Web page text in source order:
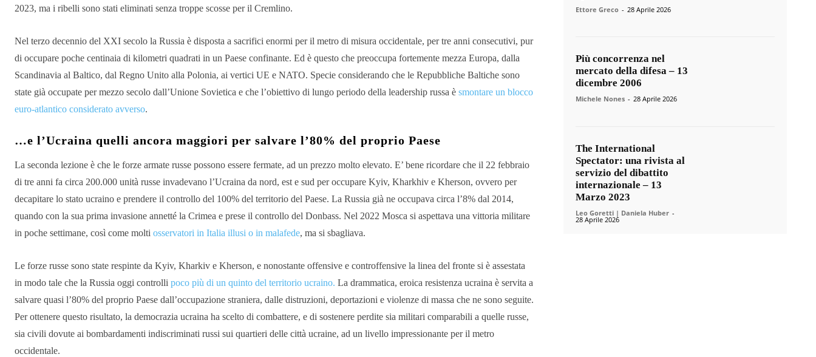
2023, ma i ribelli sono stati eliminati senza troppe scosse per il Cremlino.
Nel terzo decennio del XXI secolo la Russia è disposta a sacrifici enormi per il metro di misura occidentale, per tre anni consecutivi, pur
di occupare poche centinaia di kilometri quadrati in un Paese confinante. Ed è questo che preoccupa fortemente mezza Europa, dalla
Scandinavia al Baltico, dal Regno Unito alla Polonia, ai vertici UE e NATO. Specie considerando che le Repubbliche Baltiche sono
state già occupate per mezzo secolo dall’Unione Sovietica e che l’obiettivo di lungo periodo della leadership russa è smontare un blocco
euro-atlantico considerato avverso.
…e l’Ucraina quelli ancora maggiori per salvare l’80% del proprio Paese
La seconda lezione è che le forze armate russe possono essere fermate, ad un prezzo molto elevato. E’ bene ricordare che il 22 febbraio
di tre anni fa circa 200.000 unità russe invadevano l’Ucraina da nord, est e sud per occupare Kyiv, Kharkhiv e Kherson, ovvero per
decapitare lo stato ucraino e prendere il controllo del 100% del territorio del Paese. La Russia già ne occupava circa l’8% dal 2014,
quando con la sua prima invasione annetté la Crimea e prese il controllo del Donbass. Nel 2022 Mosca si aspettava una vittoria militare
in poche settimane, così come molti osservatori in Italia illusi o in malafede, ma si sbagliava.
Le forze russe sono state respinte da Kyiv, Kharkiv e Kherson, e nonostante offensive e controffensive la linea del fronte si è assestata
in modo tale che la Russia oggi controlli poco più di un quinto del territorio ucraino. La drammatica, eroica resistenza ucraina è servita a
salvare quasi l’80% del proprio Paese dall’occupazione straniera, dalle distruzioni, deportazioni e violenze di massa che ne sono seguite.
Per ottenere questo risultato, la democrazia ucraina ha scelto di combattere, e di sostenere perdite sia militari comparabili a quelle russe,
sia civili dovute ai bombardamenti indiscriminati russi sui quartieri delle città ucraine, ad un livello impressionante per il metro
occidentale.
Ettore Greco - 28 Aprile 2026
Più concorrenza nel
mercato della difesa – 13
dicembre 2006
Michele Nones - 28 Aprile 2026
The International
Spectator: una rivista al
servizio del dibattito
internazionale – 13
Marzo 2023
Leo Goretti | Daniela Huber -
28 Aprile 2026